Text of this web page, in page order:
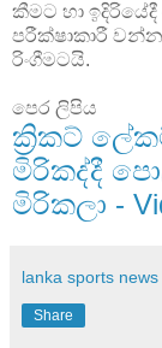
කීමට හා
පරීක්ෂාකාරී
රිංගීමටයි.
පෙර ලිපිය
ක්‍රිකට්
මිරිකද්දී
මිරිකලා -
lanka sports news
Share